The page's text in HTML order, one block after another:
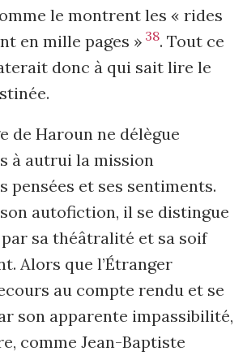
le montrent les « rides
en mille pages » 38. Tout ce
donc à qui sait lire le
de Haroun ne délègue
à autrui la mission
pensées et ses sentiments.
autofiction, il se distingue
sa théâtralité et sa soif
Alors que l’Étranger
au compte rendu et se
son apparente impassibilité,
comme Jean-Baptiste